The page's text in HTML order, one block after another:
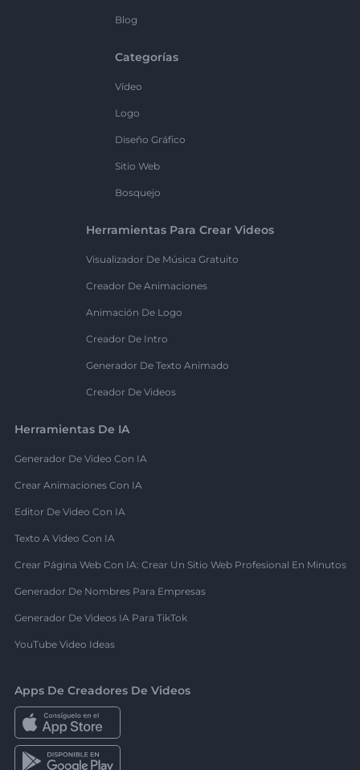
Blog
Categorías
Vídeo
Logo
Diseño Gráfico
Sitio Web
Bosquejo
Herramientas Para Crear Videos
Visualizador De Música Gratuito
Creador De Animaciones
Animación De Logo
Creador De Intro
Generador De Texto Animado
Creador De Videos
Herramientas De IA
Generador De Video Con IA
Crear Animaciones Con IA
Editor De Video Con IA
Texto A Video Con IA
Crear Página Web Con IA: Crear Un Sitio Web Profesional En Minutos
Generador De Nombres Para Empresas
Generador De Videos IA Para TikTok
YouTube Video Ideas
Apps De Creadores De Videos